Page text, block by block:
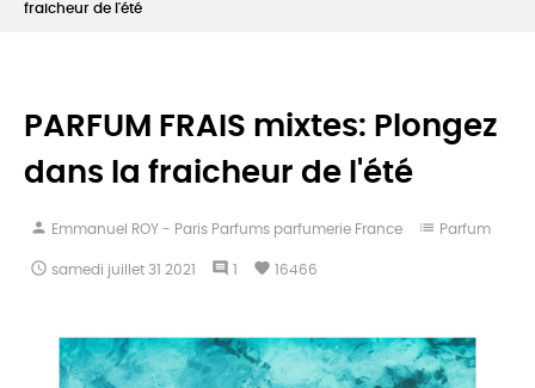
fraicheur de l'été
PARFUM FRAIS mixtes: Plongez
dans la fraicheur de l'été
person Emmanuel ROY - Paris Parfums parfumerie France list Parfum
 samedi juillet 31 2021 comment 1 favorite 16466